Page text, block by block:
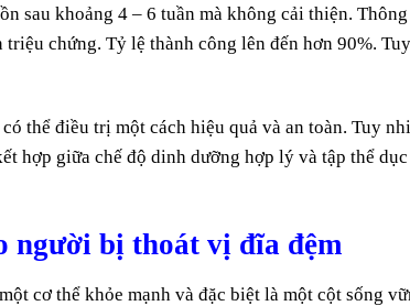
sau khoảng 4 – 6 tuần mà không cải thiện. Thông
chứng. Tỷ lệ thành công lên đến hơn 90%. Tuy
thể điều trị một cách hiệu quả và an toàn. Tuy
hợp giữa chế độ dinh dưỡng hợp lý và tập thể
người bị thoát vị đĩa đệm
cơ thể khỏe mạnh và đặc biệt là một cột sống